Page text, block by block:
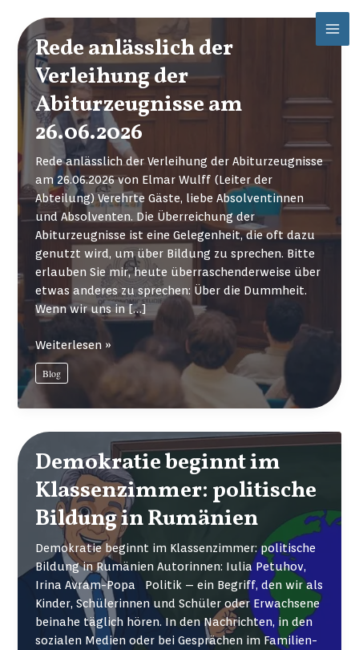
Inhalt
springenRede anlässlich der
Verleihung der
Abiturzeugnisse am
26.06.2026
Rede anlässlich der Verleihung der Abiturzeugnisse
am 26.06.2026 von Elmar Wulff (Leiter der
Abteilung) Verehrte Gäste, liebe Absolventinnen
und Absolventen. Die Überreichung der
Abiturzeugnisse ist eine Gelegenheit, die oft dazu
genutzt wird, um über Bildung zu sprechen. Bitte
erlauben Sie mir, heute überraschenderweise über
etwas anderes zu sprechen: Über die Dummheit.
Wenn wir uns in […]
Rede
anlässlich
der
Abiturzeugnisse
am
26.06.2026
Weiterlesen »
Blog
Demokratie beginnt im
Klassenzimmer: politische
Bildung in Rumänien
Demokratie beginnt im Klassenzimmer: politische
Bildung in Rumänien Autorinnen: Iulia Petuhov,
Irina Avram-Popa Politik – ein Begriff, den wir als
Kinder, Schülerinnen und Schüler oder Erwachsene
beinahe täglich hören. In den Nachrichten, in den
sozialen Medien oder bei Gesprächen im Familien-